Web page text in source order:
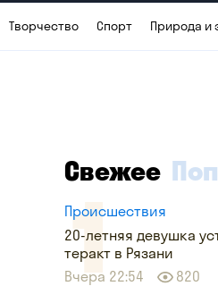
Творчество Спорт Природа и
Свежее
Происшествия
20-летняя девушка
теракт в Рязани
Вчера 22:54
820